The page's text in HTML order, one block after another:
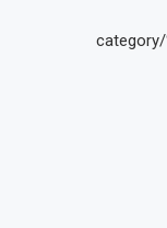
category/